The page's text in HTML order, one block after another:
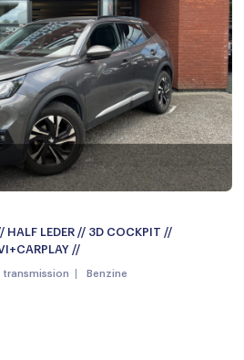
map
map
LEDER // 3D COCKPIT //
//
transmission Benzine